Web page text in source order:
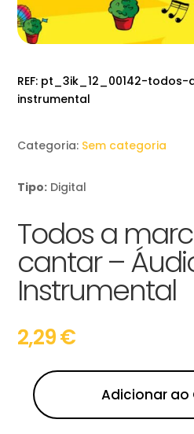
REF: pt_3ik_12_00142-
instrumental
Categoria: Sem categoria
Tipo: Digital
Todos a
cantar –
Instrumental
2,29€
Adicionar ao